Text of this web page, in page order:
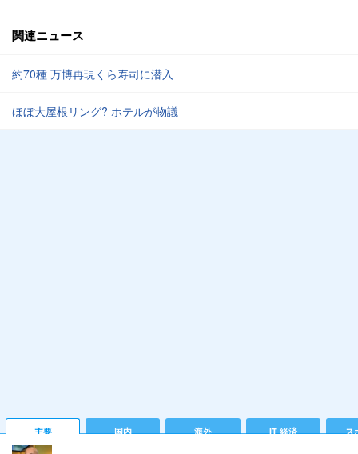
関連ニュース
約70種 万博再現くら寿司に潜入
ほぼ大屋根リング? ホテルが物議
主要 国内 海外 IT 経済 ス